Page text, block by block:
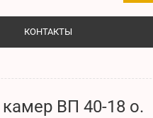
КОНТАКТЫ
ВП 40-18 о.